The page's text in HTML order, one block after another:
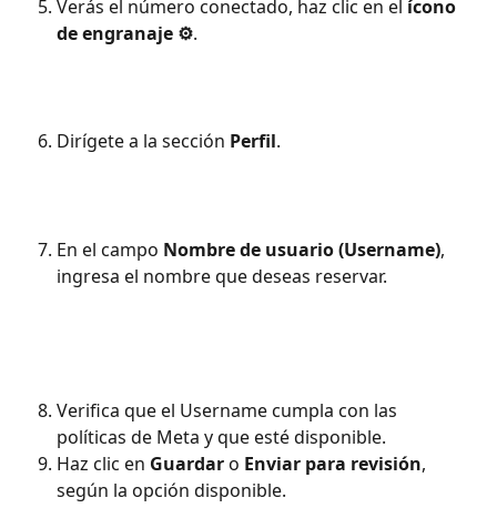
Verás el número conectado, haz clic en el ícono
de engranaje ⚙️.
Dirígete a la sección Perfil.
En el campo Nombre de usuario (Username),
ingresa el nombre que deseas reservar.
Verifica que el Username cumpla con las
políticas de Meta y que esté disponible.
Haz clic en Guardar o Enviar para revisión,
según la opción disponible.